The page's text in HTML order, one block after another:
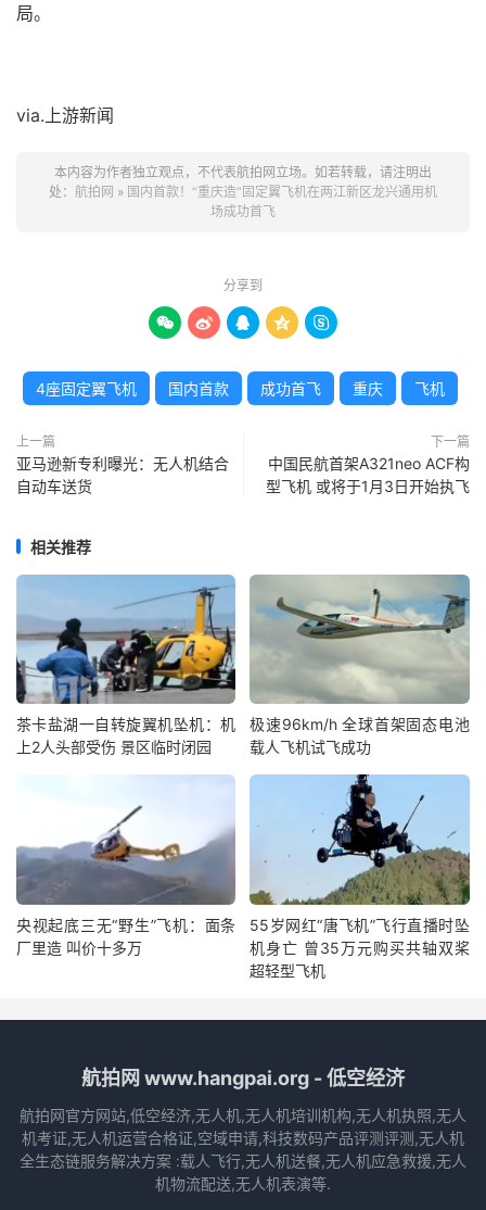
局。
via.上游新闻
本内容为作者独立观点，不代表航拍网立场。如若转载，请注明出
处： 航拍网 » 国内首款！“重庆造”固定翼飞机在两江新区龙兴通用机
场成功首飞
分享到
    
4座固定翼飞机 国内首款 成功首飞 重庆 飞机
上一篇
亚马逊新专利曝光：无人机结合
自动车送货
下一篇
中国民航首架A321neo ACF构
型飞机 或将于1月3日开始执飞
相关推荐
茶卡盐湖一自转旋翼机坠机：机
上2人头部受伤 景区临时闭园
极速96km/h 全球首架固态电池
载人飞机试飞成功
央视起底三无“野生”飞机：面条
厂里造 叫价十多万
55岁网红“唐飞机”飞行直播时坠
机身亡 曾35万元购买共轴双桨
超轻型飞机
航拍网 www.hangpai.org - 低空经济
航拍网官方网站,低空经济,无人机,无人机培训机构,无人机执照,无人
机考证,无人机运营合格证,空域申请,科技数码产品评测评测,无人机
全生态链服务解决方案 :载人飞行,无人机送餐,无人机应急救援,无人
机物流配送,无人机表演等.